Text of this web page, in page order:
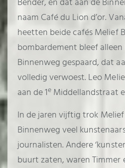
naam Café du Lion d’or.
heetten beide cafés Melief
bombardement bleef
Binnenweg gespaard, dat
volledig verwoest. Leo
aan de 1e Middellandstraat
In de jaren vijftig trok
Binnenweg veel
journalisten. Andere
buurt zaten, waren Timmer